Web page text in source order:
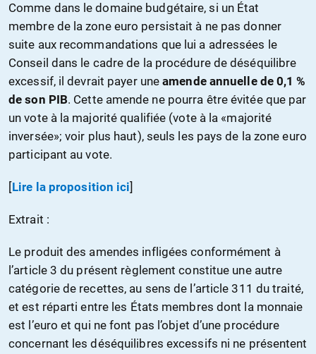
Comme dans le domaine budgétaire, si un État
membre de la zone euro persistait à ne pas donner
suite aux recommandations que lui a adressées le
Conseil dans le cadre de la procédure de déséquilibre
excessif, il devrait payer une amende annuelle de 0,1 %
de son PIB. Cette amende ne pourra être évitée que par
un vote à la majorité qualifiée (vote à la «majorité
inversée»; voir plus haut), seuls les pays de la zone euro
participant au vote.
[Lire la proposition ici]
Extrait :
Le produit des amendes infligées conformément à
l’article 3 du présent règlement constitue une autre
catégorie de recettes, au sens de l’article 311 du traité,
et est réparti entre les États membres dont la monnaie
est l’euro et qui ne font pas l’objet d’une procédure
concernant les déséquilibres excessifs ni ne présentent